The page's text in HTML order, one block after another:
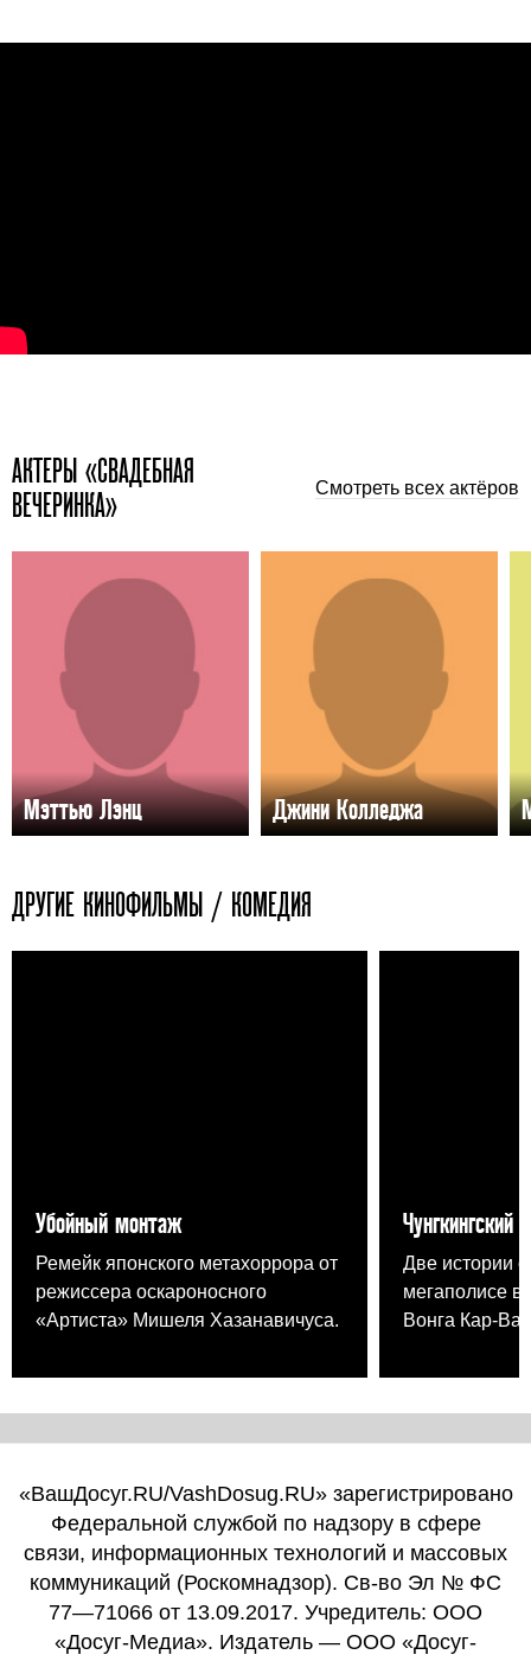
АКТЕРЫ «СВАДЕБНАЯ
ВЕЧЕРИНКА»
Смотреть всех актёров
Мэттью Лэнц Джини Колледжа
ДРУГИЕ КИНОФИЛЬМЫ / КОМЕДИЯ
Убойный монтаж
Ремейк японского метахоррора от
режиссера оскароносного
«Артиста» Мишеля Хазанавичуса.
Чунгкингский
Две истории
мегаполисе в
Вонга Кар-
«ВашДосуг.RU/VashDosug.RU» зарегистрировано
Федеральной службой по надзору в сфере
связи, информационных технологий и массовых
коммуникаций (Роскомнадзор). Св-во Эл № ФС
77—71066 от 13.09.2017. Учредитель: ООО
«Досуг-Медиа». Издатель — ООО «Досуг-